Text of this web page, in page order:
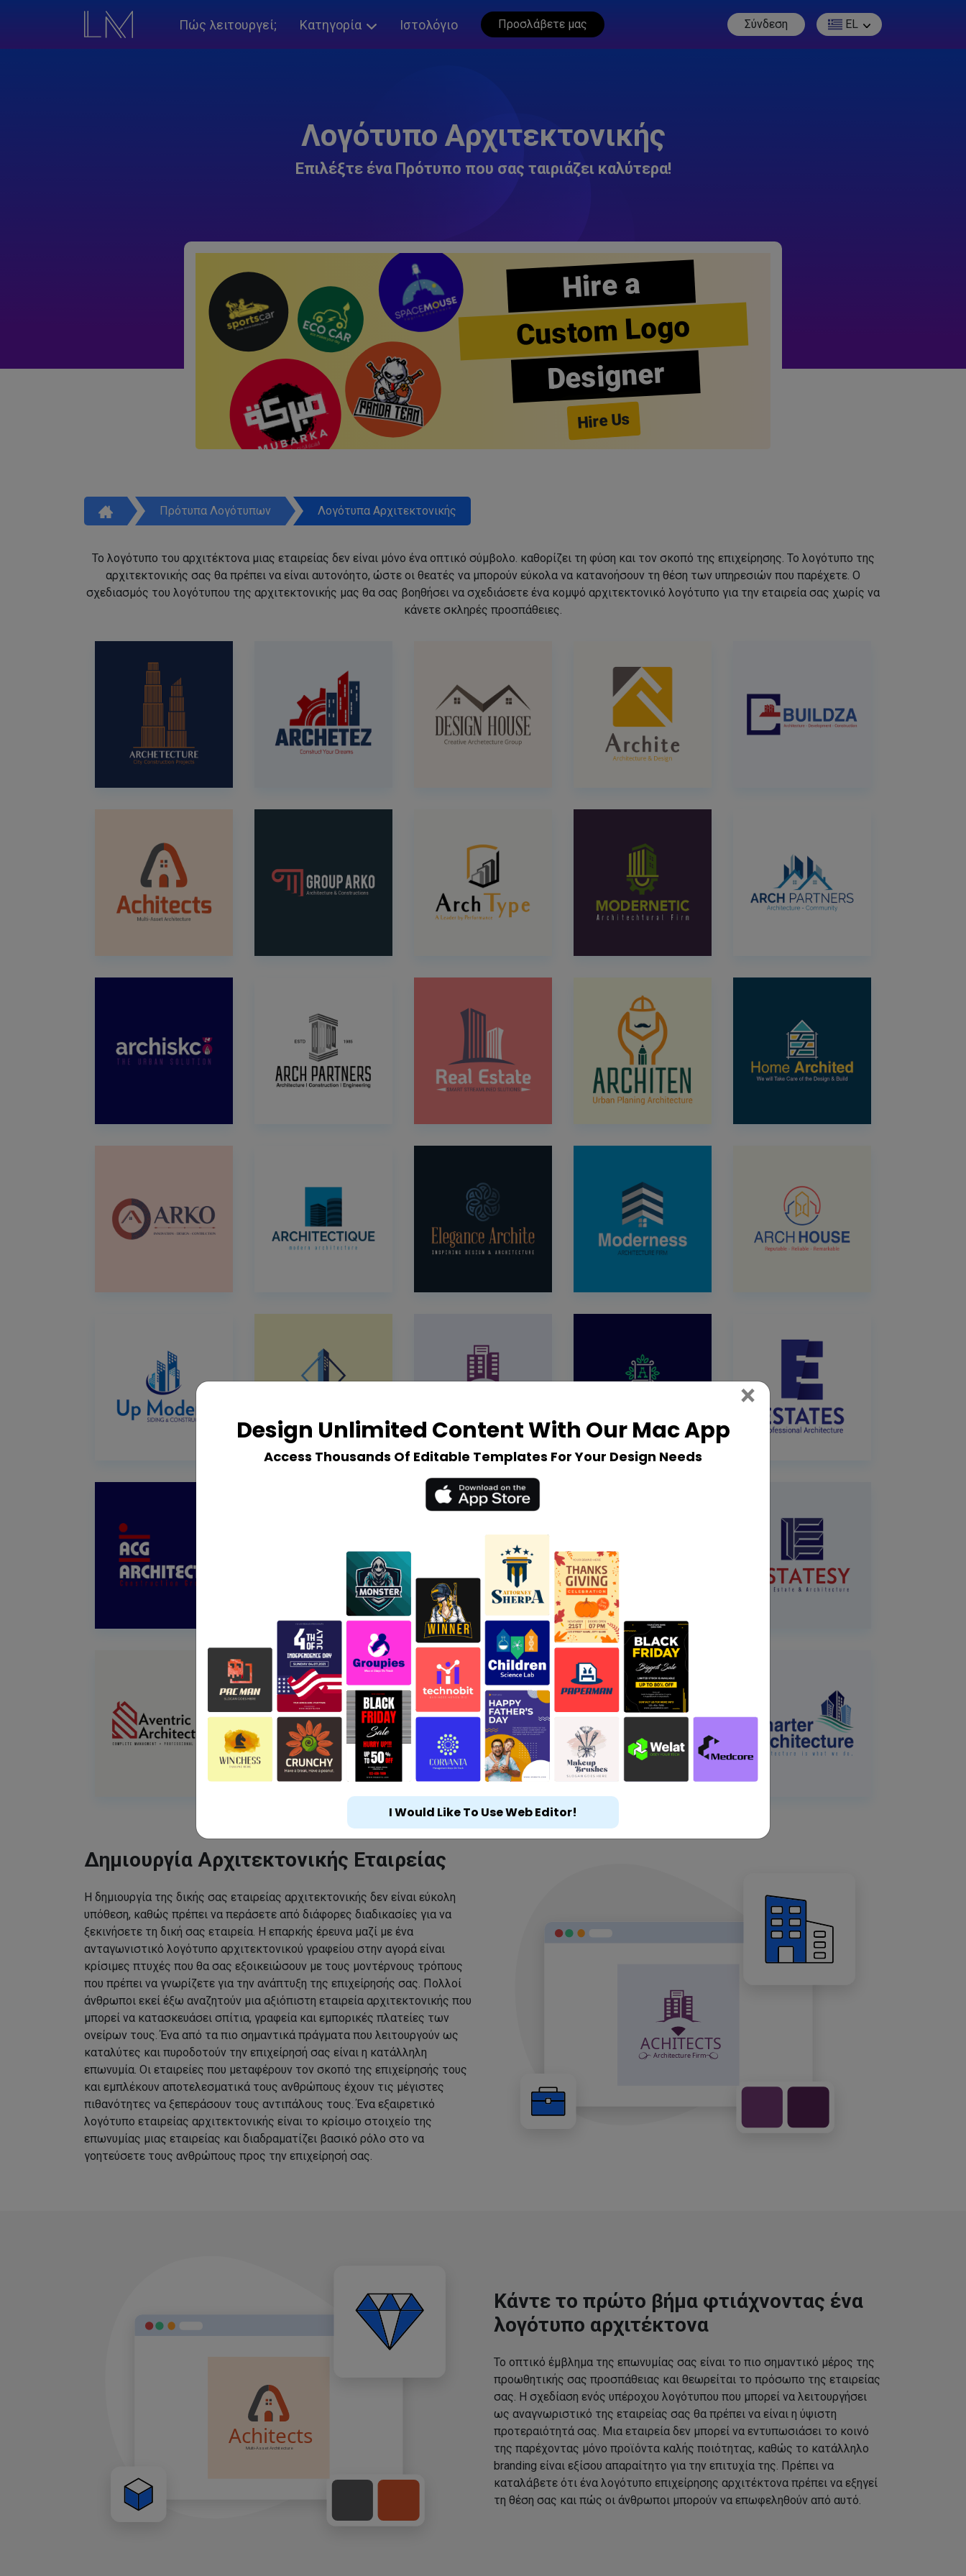
Πώς λειτουργεί; Κατηγορία Ιστολόγιο Προσλάβετε μας Σύνδεση EL
Λογότυπο Αρχιτεκτονικής
Επιλέξτε ένα Πρότυπο που σας ταιριάζει καλύτερα!
Hire a
Custom Logo
Designer
Hire Us
Πρότυπα Λογότυπων Λογότυπα Αρχιτεκτονικής
Το λογότυπο του αρχιτέκτονα μιας εταιρείας δεν είναι μόνο ένα οπτικό σύμβολο. καθορίζει τη φύση και τον σκοπό της επιχείρησης. Το λογότυπο της
αρχιτεκτονικής σας θα πρέπει να είναι αυτονόητο, ώστε οι θεατές να μπορούν εύκολα να κατανοήσουν τη θέση των υπηρεσιών που παρέχετε. Ο
σχεδιασμός του λογότυπου της αρχιτεκτονικής μας θα σας βοηθήσει να σχεδιάσετε ένα κομψό αρχιτεκτονικό λογότυπο για την εταιρεία σας χωρίς να
κάνετε σκληρές προσπάθειες.
Δημιουργία Αρχιτεκτονικής Εταιρείας
Η δημιουργία της δικής σας εταιρείας αρχιτεκτονικής δεν είναι εύκολη
υπόθεση, καθώς πρέπει να περάσετε από διάφορες διαδικασίες για να
ξεκινήσετε τη δική σας εταιρεία. Η επαρκής έρευνα μαζί με ένα
ανταγωνιστικό λογότυπο αρχιτεκτονικού γραφείου στην αγορά είναι
κρίσιμες πτυχές που θα σας εξοικειώσουν με τους μοντέρνους τρόπους
που πρέπει να γνωρίζετε για την ανάπτυξη της επιχείρησής σας. Πολλοί
άνθρωποι εκεί έξω αναζητούν μια αξιόπιστη εταιρεία αρχιτεκτονικής που
μπορεί να κατασκευάσει σπίτια, γραφεία και εμπορικές πλατείες των
ονείρων τους. Ένα από τα πιο σημαντικά πράγματα που λειτουργούν ως
καταλύτες και πυροδοτούν την επιχείρησή σας είναι η κατάλληλη
επωνυμία. Οι εταιρείες που μεταφέρουν τον σκοπό της επιχείρησής τους
και εμπλέκουν αποτελεσματικά τους ανθρώπους έχουν τις μέγιστες
πιθανότητες να ξεπεράσουν τους αντιπάλους τους. Ένα εξαιρετικό
λογότυπο εταιρείας αρχιτεκτονικής είναι το κρίσιμο στοιχείο της
επωνυμίας μιας εταιρείας και διαδραματίζει βασικό ρόλο στο να
γοητεύσετε τους ανθρώπους προς την επιχείρησή σας.
Κάντε το πρώτο βήμα φτιάχνοντας ένα
λογότυπο αρχιτέκτονα
Το οπτικό έμβλημα της επωνυμίας σας είναι το πιο σημαντικό μέρος της
προωθητικής σας προσπάθειας και θεωρείται το πρόσωπο της εταιρείας
σας. Η σχεδίαση ενός υπέροχου λογότυπου που μπορεί να λειτουργήσει
ως αναγνωριστικό της εταιρείας σας θα πρέπει να είναι η ύψιστη
προτεραιότητά σας. Μια εταιρεία δεν μπορεί να εντυπωσιάσει το κοινό
της παρέχοντας μόνο προϊόντα καλής ποιότητας, καθώς το κατάλληλο
branding είναι εξίσου απαραίτητο για την επιτυχία της. Πρέπει να
καταλάβετε ότι ένα λογότυπο επιχείρησης αρχιτέκτονα πρέπει να εξηγεί
τη θέση σας και πώς οι άνθρωποι μπορούν να επωφεληθούν από αυτό.
Design Unlimited Content With Our Mac App
Access Thousands Of Editable Templates For Your Design Needs
× Close
I Would Like To Use Web Editor!